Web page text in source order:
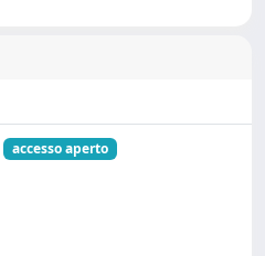
accesso aperto